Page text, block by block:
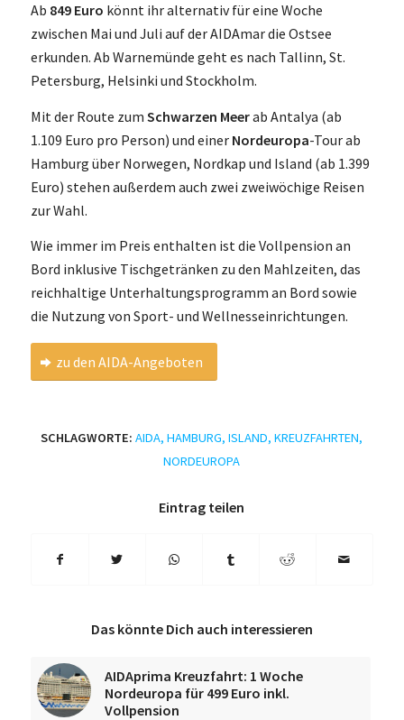
Ab 849 Euro könnt ihr alternativ für eine Woche
zwischen Mai und Juli auf der AIDAmar die Ostsee
erkunden. Ab Warnemünde geht es nach Tallinn, St.
Petersburg, Helsinki und Stockholm.
Mit der Route zum Schwarzen Meerab Antalya (ab
1.109 Euro pro Person) und einer Nordeuropa-Tour ab
Hamburg über Norwegen, Nordkap und Island (ab 1.399
Euro) stehen außerdem auch zwei zweiwöchige Reisen
zur Wahl.
Wie immer im Preis enthalten ist die Vollpension an
Bord inklusive Tischgetränken zu den Mahlzeiten, das
reichhaltige Unterhaltungsprogramm an Bord sowie
die Nutzung von Sport- und Wellnesseinrichtungen.
zu den AIDA-Angeboten
SCHLAGWORTE: AIDA,HAMBURG,ISLAND,KREUZFAHRTEN,
NORDEUROPA
Eintrag teilen
Das könnte Dich auch interessieren
AIDAprima Kreuzfahrt: 1 Woche
Nordeuropa für 499 Euro inkl.
Vollpension